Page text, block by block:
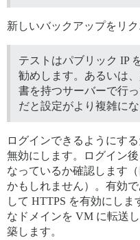
新しいバックアップをリ
テストはパブリック IP
勧めします。あるいは
書を持つサーバーで行
だと設定がより複雑にな
ログインできるようにす
無効にします。ログイン後
なっているか確認します（
かもしれません）。有効
して HTTPS を有効にし
なドメインを VM に転送
築します。